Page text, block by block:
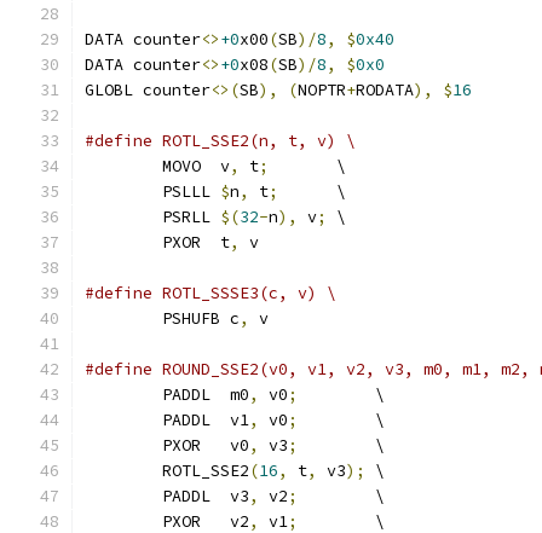
DATA counter<>+0x00(SB)/8, $0x40
DATA counter<>+0x08(SB)/8, $0x0
GLOBL counter<>(SB), (NOPTR+RODATA), $16
#define ROTL_SSE2(n, t, v) \
	MOVO  v
, t;
       \
	PSLLL
$n, t;
      \
	PSRLL
$(32-n), v;
\
	PXOR  t
, v
#define ROTL_SSSE3(c, v) \
	PSHUFB c
, v
#define ROUND_SSE2(v0, v1, v2, v3, m0, m1,
	PADDL  m0
, v0;
        \
	PADDL  v1
, v0;
        \
	PXOR   v0
, v3;
        \
	ROTL_SSE2
(16, t, v3);
\
	PADDL  v3
, v2;
        \
	PXOR   v2
, v1;
        \